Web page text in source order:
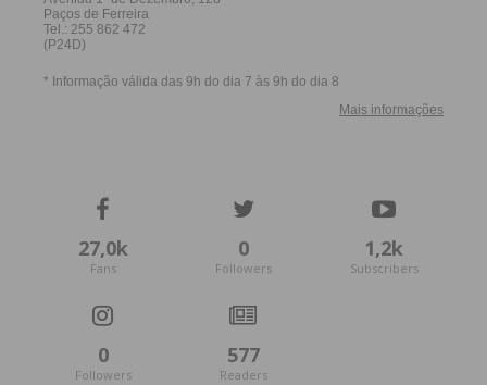
27,0k
Fans
0
Followers
1,2k
Subscribers
0
Followers
577
Readers